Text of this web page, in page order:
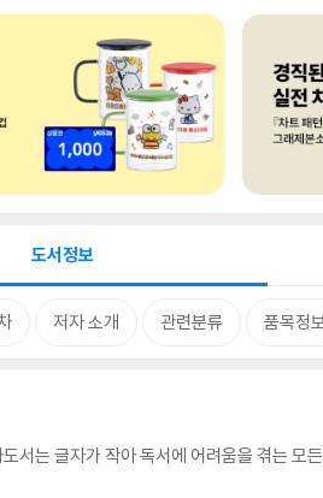
도서정보
저자 소개 관련분류 품목정
서는 글자가 작아 독서에 어려움을 겪는 모